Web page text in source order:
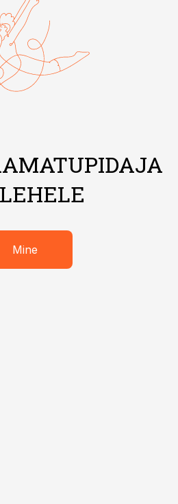
Mine